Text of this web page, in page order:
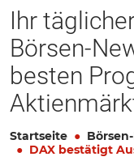
Ihr
Börsen-
besten
Startseite
DAX bestätigt